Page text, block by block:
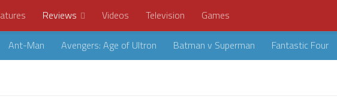
Reviews Videos Television Games
Ant-Man Avengers: Age of Ultron Batman v Superman Fantastic Four